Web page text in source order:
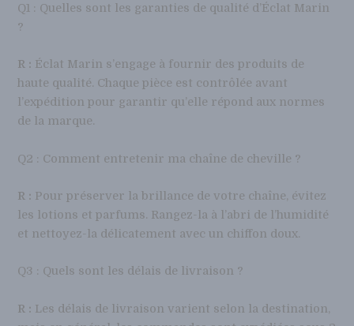
Q1 : Quelles sont les garanties de qualité d’Éclat Marin
?
R : Éclat Marin s’engage à fournir des produits de
haute qualité. Chaque pièce est contrôlée avant
l’expédition pour garantir qu’elle répond aux normes
de la marque.
Q2 : Comment entretenir ma chaîne de cheville ?
R : Pour préserver la brillance de votre chaîne, évitez
les lotions et parfums. Rangez-la à l’abri de l’humidité
et nettoyez-la délicatement avec un chiffon doux.
Q3 : Quels sont les délais de livraison ?
R : Les délais de livraison varient selon la destination,